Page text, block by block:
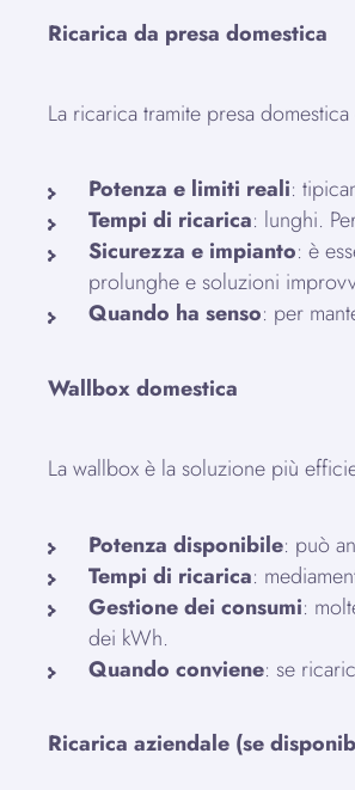
Ricarica da presa domestica
La ricarica tramite presa
Potenza e limiti reali:
Tempi di ricarica: lunghi.
Sicurezza e impianto: è
prolunghe e soluzioni
Quando ha senso: per
Wallbox domestica
La wallbox è la soluzione più
Potenza disponibile: può
Tempi di ricarica:
Gestione dei consumi:
dei kWh.
Quando conviene: se
Ricarica aziendale (se